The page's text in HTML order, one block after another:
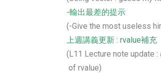
-輸出最差的提示
(-Give the most useless
上週講義更新 : rvalue補充
(L11 Lecture note update
of rvalue)